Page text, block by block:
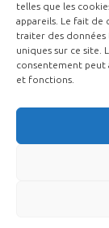
telles que les
appareils. Le fait de
traiter des données
uniques sur ce site.
consentement peut
et fonctions.